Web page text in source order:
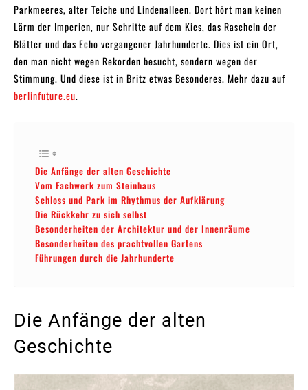
Parkmeeres, alter Teiche und Lindenalleen. Dort hört man keinen
Lärm der Imperien, nur Schritte auf dem Kies, das Rascheln der
Blätter und das Echo vergangener Jahrhunderte. Dies ist ein Ort,
den man nicht wegen Rekorden besucht, sondern wegen der
Stimmung. Und diese ist in Britz etwas Besonderes. Mehr dazu auf
berlinfuture.eu.
Die Anfänge der alten Geschichte
Vom Fachwerk zum Steinhaus
Schloss und Park im Rhythmus der Aufklärung
Die Rückkehr zu sich selbst
Besonderheiten der Architektur und der Innenräume
Besonderheiten des prachtvollen Gartens
Führungen durch die Jahrhunderte
Die Anfänge der alten
Geschichte